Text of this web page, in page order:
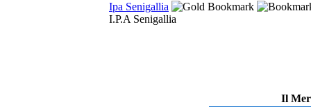
Ipa Senigallia
I.P.A Senigallia
Il